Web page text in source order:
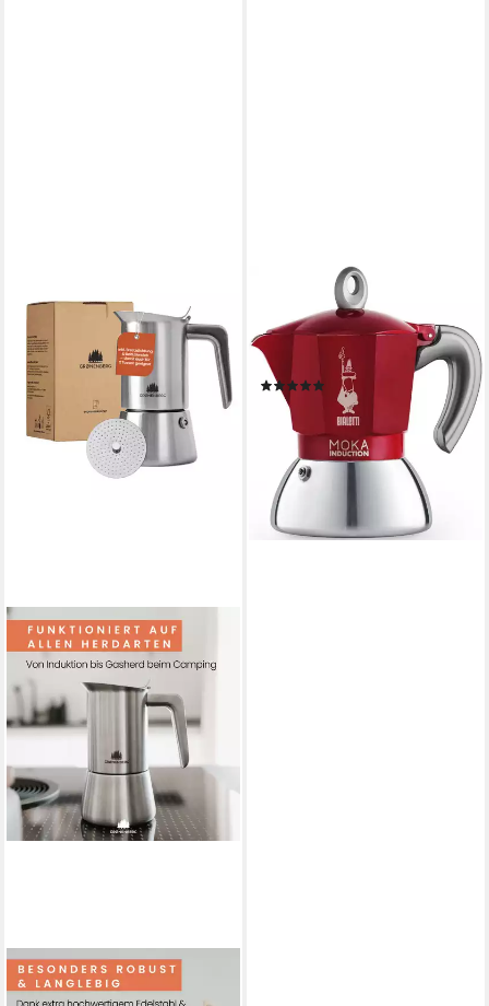
GRØNENBERG
Espressokocher Edelstahl,
Espressokocher, 0,09l
Kaffeekanne,
Induktionsgeeignet
(29)
ab 42,95 € 49,95 €
lieferbar - in 2-3 Werktagen bei dir